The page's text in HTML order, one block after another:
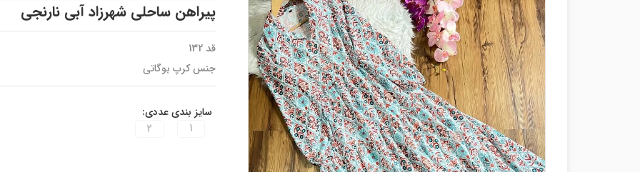
پیراهن ساحلی شهرزاد آبی نارنجی
قد 132
جنس کرپ بوگاتی
سایز بندی عددی:
1
2